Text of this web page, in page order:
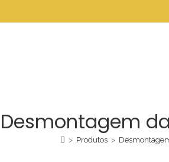
Desmontagem
> Produtos >